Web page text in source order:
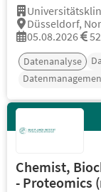
Düsseldorf,
05.08.2026
Datenanalyse
Chemist,
- Proteomics